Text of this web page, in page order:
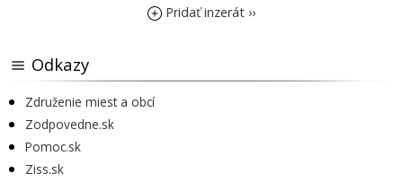
Pridať inzerát ››
Odkazy
Združenie miest a obcí
Zodpovedne.sk
Pomoc.sk
Ziss.sk